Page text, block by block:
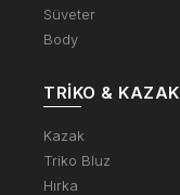
Süveter
Body
TRIKO & KAZAK
Kazak
Triko Bluz
Hırka